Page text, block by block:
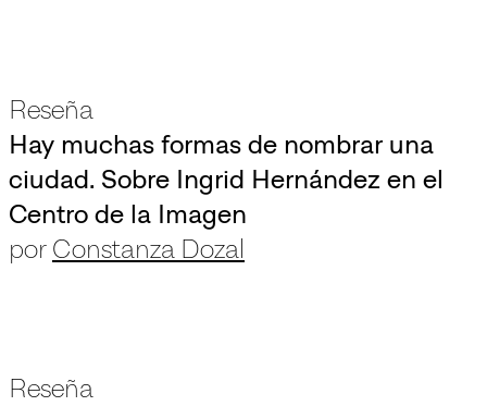
Reseña
Hay muchas formas de nombrar una
ciudad. Sobre Ingrid Hernández en el
Centro de la Imagen
por Constanza Dozal
Reseña